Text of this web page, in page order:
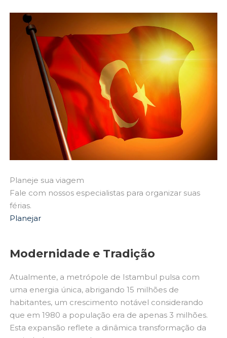
Planeje sua viagem
Fale com nossos especialistas para organizar suas
férias.
Planejar
Modernidade e Tradição
Atualmente, a metrópole de Istambul pulsa com
uma energia única, abrigando 15 milhões de
habitantes, um crescimento notável considerando
que em 1980 a população era de apenas 3 milhões.
Esta expansão reflete a dinâmica transformação da